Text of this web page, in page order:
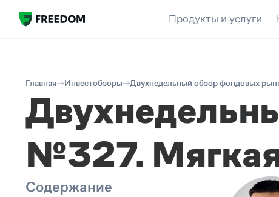
Продукты и услуги
Главная Инвестобзоры Двухнедельный обзор фондовых
№327.
Содержание